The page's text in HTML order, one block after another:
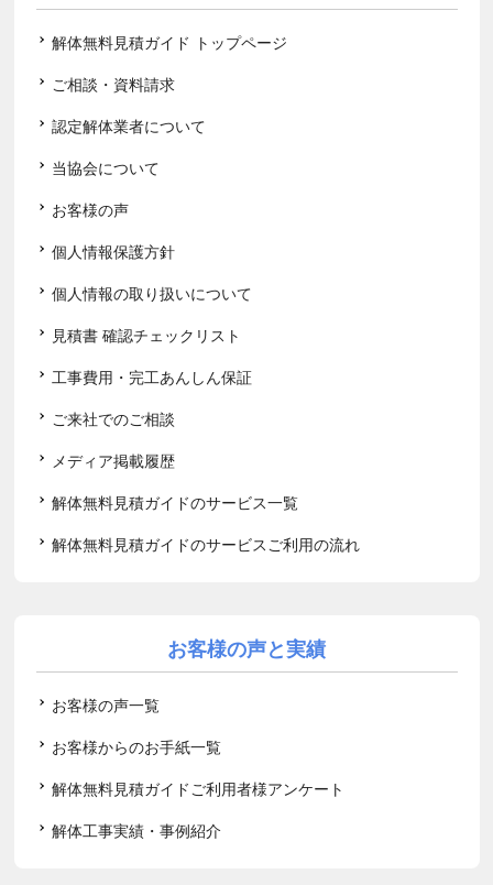
解体無料見積ガイド トップページ
ご相談・資料請求
認定解体業者について
当協会について
お客様の声
個人情報保護方針
個人情報の取り扱いについて
見積書 確認チェックリスト
工事費用・完工あんしん保証
ご来社でのご相談
メディア掲載履歴
解体無料見積ガイドのサービス一覧
解体無料見積ガイドのサービスご利用の流れ
お客様の声と実績
お客様の声一覧
お客様からのお手紙一覧
解体無料見積ガイドご利用者様アンケート
解体工事実績・事例紹介